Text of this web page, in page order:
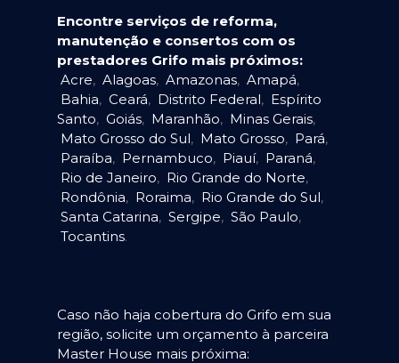
Encontre serviços de reforma,
manutenção e consertos com os
prestadores Grifo mais próximos:
Acre, Alagoas, Amazonas, Amapá,
Bahia, Ceará, Distrito Federal, Espírito
Santo, Goiás, Maranhão, Minas Gerais,
Mato Grosso do Sul, Mato Grosso, Pará,
Paraíba, Pernambuco, Piauí, Paraná,
Rio de Janeiro, Rio Grande do Norte,
Rondônia, Roraima, Rio Grande do Sul,
Santa Catarina, Sergipe, São Paulo,
Tocantins.
Caso não haja cobertura do Grifo em sua
região, solicite um orçamento à parceira
Master House mais próxima: